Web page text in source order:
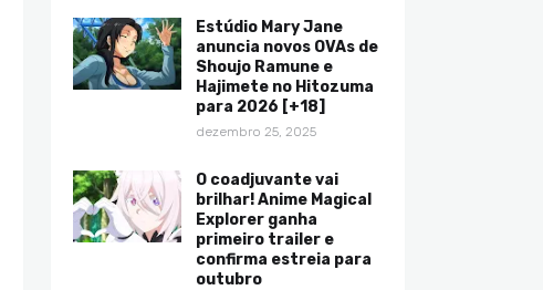
Estúdio Mary Jane
anuncia novos OVAs de
Shoujo Ramune e
Hajimete no Hitozuma
para 2026 [+18]
dezembro 25, 2025
O coadjuvante vai
brilhar! Anime Magical
Explorer ganha
primeiro trailer e
confirma estreia para
outubro